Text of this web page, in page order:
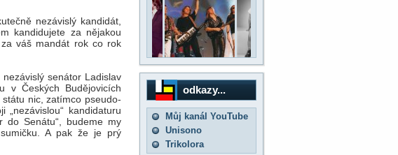
nezávislý kandidát,
kandidujete za nějakou
váš mandát rok co rok
senátor Ladislav
v Českých Budějovicích
nic, zatímco pseudo-
kandidaturu
do Senátu“, budeme my
A pak že je prý
odkazy...
Můj kanál YouTube
Unisono
Trikolora